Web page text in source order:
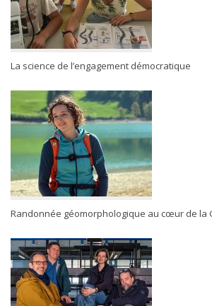
La science de l’engagement démocratique
Randonnée géomorphologique au cœur de la